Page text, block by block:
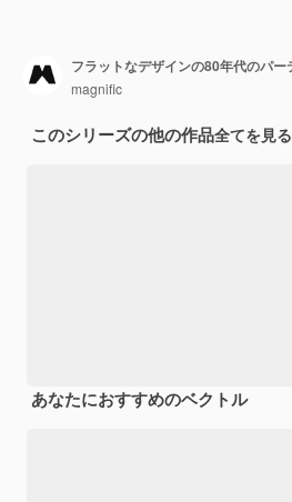
magnific
このシリーズの他の作品全てを見る
あなたにおすすめのベクトル